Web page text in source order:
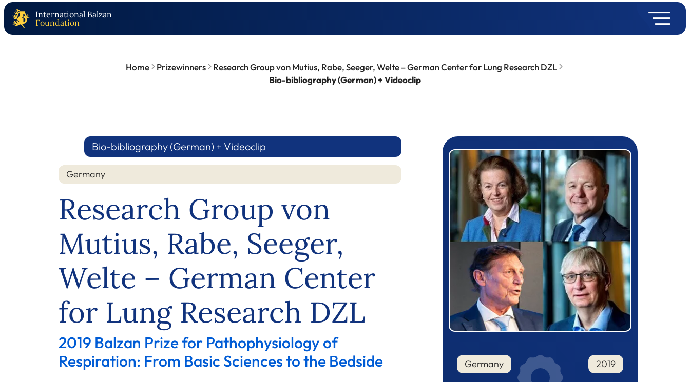
International Balzan
Foundation
Home Prizewinners
Research Group von Mutius, Rabe, Seeger, Welte – German Center for Lung Research DZL
Bio-bibliography (German) + Videoclip
Bio-bibliography (German) + Videoclip
Germany
Research Group von
Mutius, Rabe, Seeger,
Welte – German Center
for Lung Research DZL
2019 Balzan Prize for Pathophysiology of
Respiration: From Basic Sciences to the Bedside
Prizewinner detail
Germany 2019